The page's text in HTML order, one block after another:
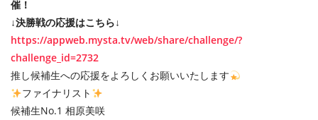
催！
↓決勝戦の応援はこちら↓
https://appweb.mysta.tv/web/share/challenge/?
challenge_id=2732
推し候補生への応援をよろしくお願いいたします
ファイナリスト
候補生No.1 相原美咲